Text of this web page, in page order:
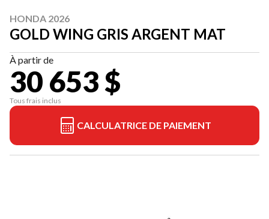
HONDA 2026
GOLD WING GRIS ARGENT MAT
À partir de
30 653 $
Tous frais inclus
CALCULATRICE DE PAIEMENT